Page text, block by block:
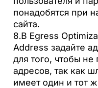
понадобятся при
сайта.
8.В Egress
Address задайте
для того, чтобы
адресов, так как
имеет один и тот